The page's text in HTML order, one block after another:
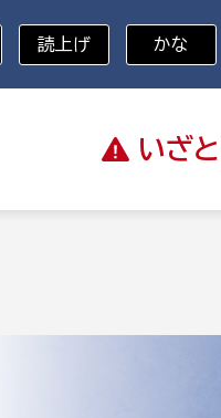
いざと
ザードマップ
読上げ かな